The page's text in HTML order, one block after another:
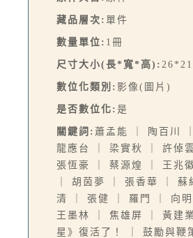
藏品層次: 單件
數量單位: 1冊
尺寸大小(長*寬*高):
數位化類別: 影像(圖片)
是否數位化: 是
關鍵詞: 蕭孟能 ｜ 陶百川
龍應台 ｜ 梁實秋 ｜ 許倬
張恆豪 ｜ 蔡源煌 ｜ 王兆
｜ 胡茵夢 ｜ 張香華 ｜ 蘇
清 ｜ 張健 ｜ 羅門 ｜ 向明
王墨林 ｜ 焦雄屏 ｜ 黃建
星》復活了！ ｜ 鼓勵與鞭